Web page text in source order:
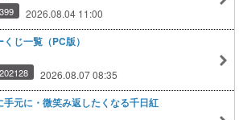
2026.08.04 11:00
じ一覧（PC版）
2026.08.07 08:35
手元に・微笑み返したくなる千日紅